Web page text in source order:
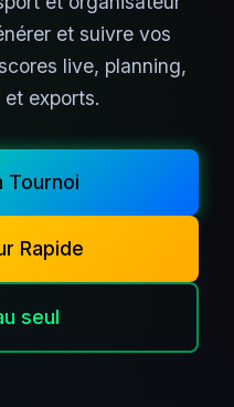
et suivre vos
live, planning,
exports.
Tournoi
Rapide
seul